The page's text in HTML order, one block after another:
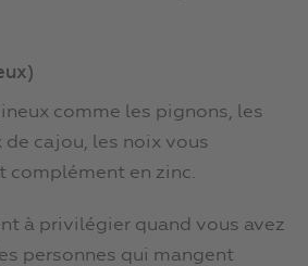
comme les pignons, les
de cajou, les noix vous
complément en zinc.
à privilégier quand vous avez
personnes qui mangent